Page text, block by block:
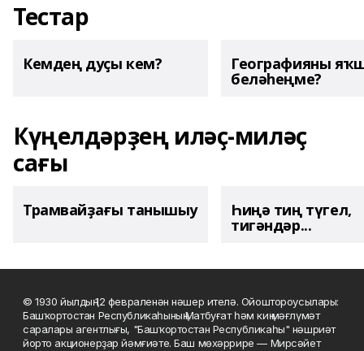
Тестар
Кемдең дуҫы кем? Географияны
беләһеңме?
Күңелдәрҙең иләҫ-миләҫ
сағы
Трамвайҙағы танышыу Һиңә тиң түгел,
тигәндәр...
© 1930 йылдың 12 февраленән нәшер ителә. Ойоштороусылары:
Башҡортостан Республикаһының Матбуғат һәм киң мәғлүмәт
саралары агентлығы, "Башҡортостан Республикаһы" нәшриәт
йорто акционерҙар йәмғиәте. Баш мөхәррире — Мирсәйет